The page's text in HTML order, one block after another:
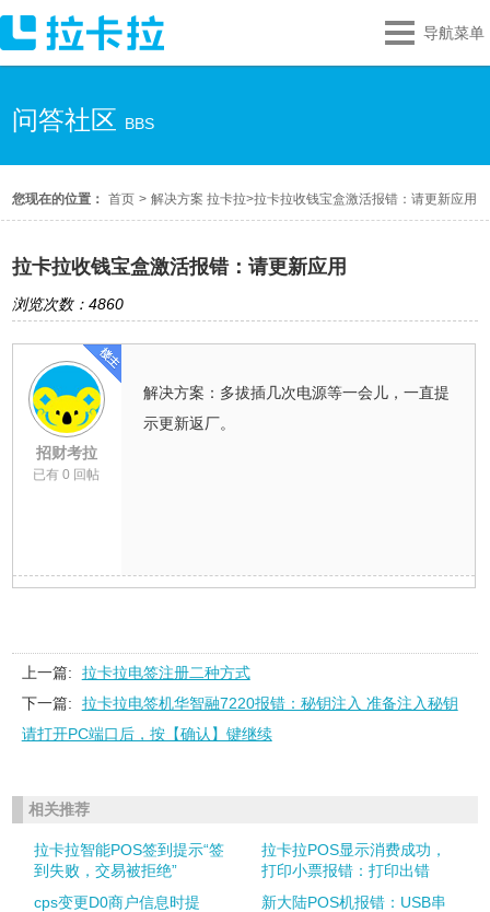
导航菜单
问答社区 BBS
您现在的位置： 首页 > 解决方案 拉卡拉>拉卡拉收钱宝盒激活报错：请更新应用
拉卡拉收钱宝盒激活报错：请更新应用
浏览次数：4860
招财考拉
已有 0 回帖
解决方案：多拔插几次电源等一会儿，一直提
示更新返厂。
上一篇:
拉卡拉电签注册二种方式
下一篇:
拉卡拉电签机华智融7220报错：秘钥注入 准备注入秘钥
请打开PC端口后，按【确认】键继续
相关推荐
拉卡拉智能POS签到提示“签
到失败，交易被拒绝”
拉卡拉POS显示消费成功，
打印小票报错：打印出错
cps变更D0商户信息时提
新大陆POS机报错：USB串